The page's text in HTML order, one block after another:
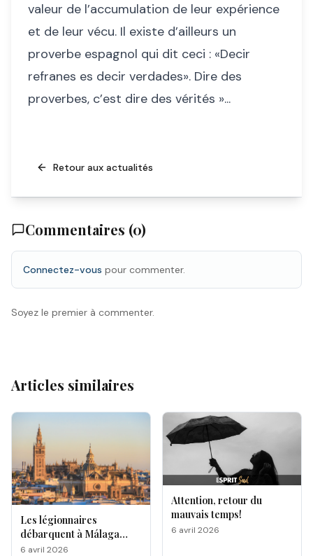
valeur de l’accumulation de leur expérience
et de leur vécu. Il existe d’ailleurs un
proverbe espagnol qui dit ceci : «Decir
refranes es decir verdades». Dire des
proverbes, c’est dire des vérités »...
Retour aux actualités
Commentaires (0)
Connectez-vous pour commenter.
Soyez le premier à commenter.
Articles similaires
Les légionnaires
débarquent à Málaga
pour la Semaine Sainte
6 avril 2026
Attention, retour du
mauvais temps!
6 avril 2026